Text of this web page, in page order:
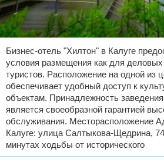
Бизнес-отель "Хилтон" в Калуге
условия размещения как для
туристов. Расположение на одной из
обеспечивает удобный доступ к
объектам. Принадлежность заведения
является своеобразной гарантией
обслуживания. Месторасположение
Калуге: улица Салтыкова-Щедрина,
минутах ходьбы от исторического